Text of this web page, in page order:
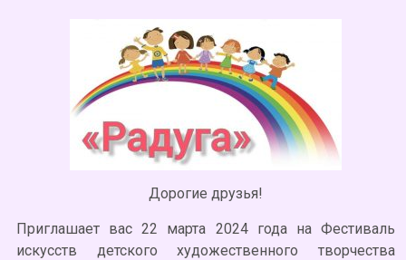
Дорогие друзья!
Приглашает вас 22 марта 2024 года на Фестиваль
искусств детского художественного творчества